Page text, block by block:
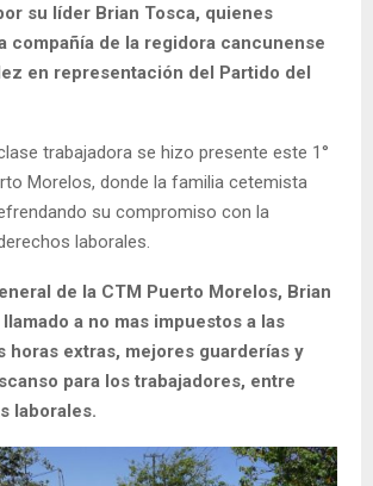
su líder Brian Tosca, quienes
compañía de la regidora cancunense
en representación del Partido del
trabajadora se hizo presente este 1°
Morelos, donde la familia cetemista
su compromiso con la
laborales.
de la CTM Puerto Morelos, Brian
a no mas impuestos a las
horas extras, mejores guarderías y
para los trabajadores, entre
laborales.